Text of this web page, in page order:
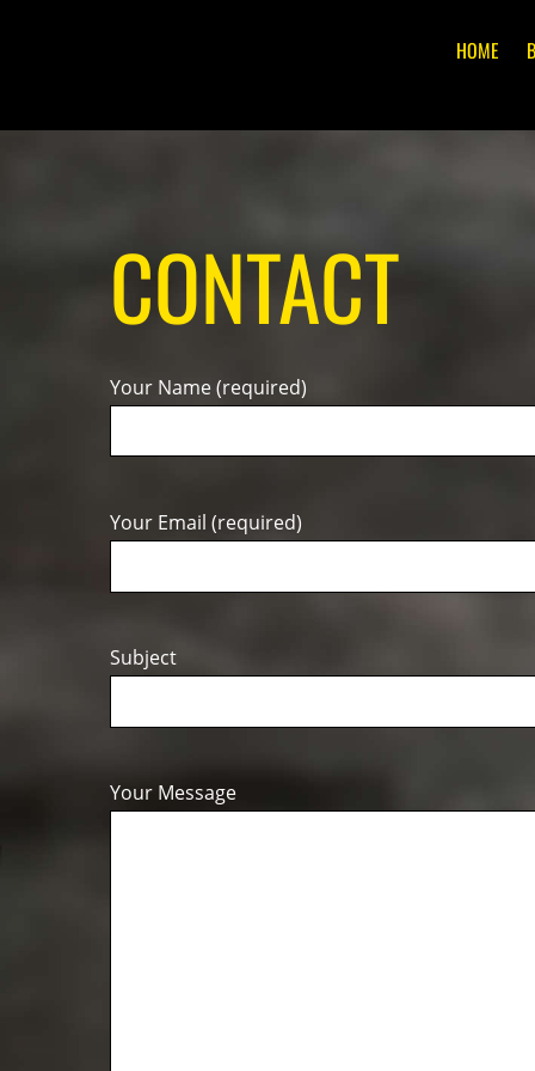
HOME
CONTACT
Your Name (required)
Your Email (required)
Subject
Your Message